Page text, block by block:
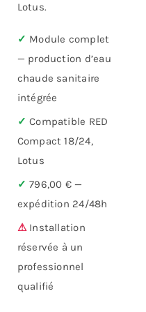
Lotus.
✓ Module complet
— production d’eau
chaude sanitaire
intégrée
✓ Compatible RED
Compact 18/24,
Lotus
✓ 796,00 € —
expédition 24/48h
⚠Installation
réservée à un
professionnel
qualifié